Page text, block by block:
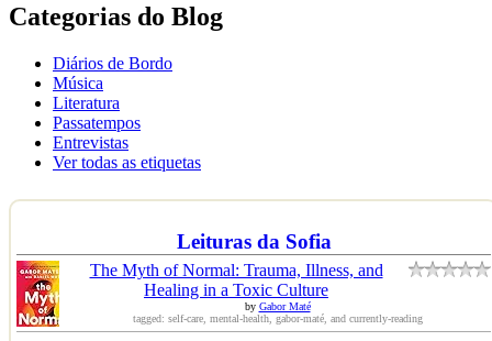
Categorias do Blog
Diários de Bordo
Música
Literatura
Passatempos
Entrevistas
Ver todas as etiquetas
Leituras da Sofia
The Myth of Normal: Trauma, Illness, and
Healing in a Toxic Culture
by Gabor Maté
tagged: self-care, mental-health, gabor-maté, and currently-reading